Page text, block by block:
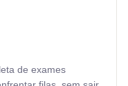
de exames